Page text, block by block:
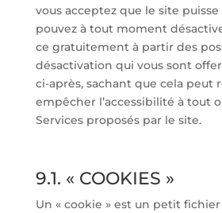
vous acceptez que le site puisse
pouvez à tout moment
ce gratuitement à partir des
désactivation qui vous sont
ci-après, sachant que cela peut
empêcher l’accessibilité à tout
Services proposés par le site.
9.1. « COOKIES »
Un « cookie » est un petit